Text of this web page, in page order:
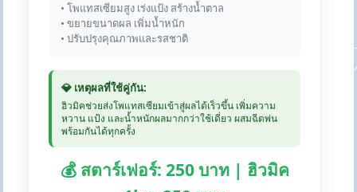
• โพแทสเซียมสูง เร่งแป้ง สร้างน้ำตาล
• ขยายขนาดผล เพิ่มน้ำหนัก
• ปรับปรุงคุณภาพและรสชาติ
💎 เหตุผลที่ใช้คู่กัน:
ฮิวมิคช่วยส่งโพแทสเซียมเข้าสู่ผลได้เร็วขึ้น เพิ่มความ
หวาน แป้ง และน้ำหนักผลมากกว่าใช้เดี่ยว ผสมฉีดพ่น
พร้อมกันได้ทุกครั้ง
💰 สตาร์เฟอร์: 250 บาท | ฮิวมิค